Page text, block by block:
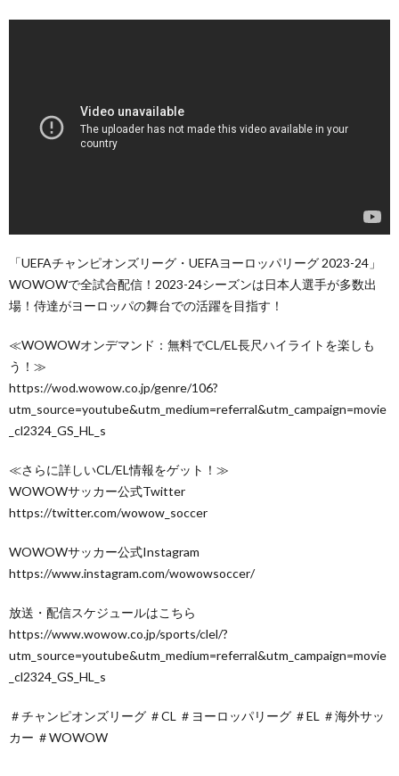
「UEFAチャンピオンズリーグ・UEFAヨーロッパリーグ 2023-24」
WOWOWで全試合配信！2023-24シーズンは日本人選手が多数出
場！侍達がヨーロッパの舞台での活躍を目指す！
≪WOWOWオンデマンド：無料でCL/EL長尺ハイライトを楽しも
う！≫
https://wod.wowow.co.jp/genre/106?
utm_source=youtube&utm_medium=referral&utm_campaign=movie
_cl2324_GS_HL_s
≪さらに詳しいCL/EL情報をゲット！≫
WOWOWサッカー公式Twitter
https://twitter.com/wowow_soccer
WOWOWサッカー公式Instagram
https://www.instagram.com/wowowsoccer/
放送・配信スケジュールはこちら
https://www.wowow.co.jp/sports/clel/?
utm_source=youtube&utm_medium=referral&utm_campaign=movie
_cl2324_GS_HL_s
＃チャンピオンズリーグ ＃CL ＃ヨーロッパリーグ ＃EL ＃海外サッ
カー ＃WOWOW